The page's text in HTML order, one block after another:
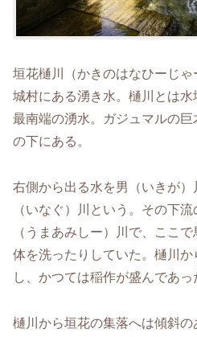
垣花樋川（かきのはなひーじ
城村にある湧き水。樋川とは
最南端の湧水。ガジュマルの
の下にある。
右側から出る水を男（いきが
（いなぐ）川という。その下
（うまあみしー）川で、ここ
体を洗ったりしていた。樋川
し、かつては稲作が盛んであっ
樋川から垣花の集落へは傾斜